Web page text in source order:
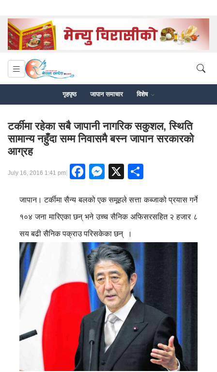
गृहपृष्ठ जापान समाचार विशेष
टर्कीमा रहेका सबै जापानी नागरिक सकुशल, स्थिति
सामान्य नहुँदा सम्म निवासमै बस्न जापान सरकारको
आग्रह
July 16, 2016 1:41 pm| Facebook
Messenger
X
जापान। टर्कीमा सैन्य बलको एक समूहले सत्ता कब्जाको प्रयास गर्ने
१०४ जना मारिएका छन् भने उच्च सैनिक अफिसरसहित २ हजार ८
सय बढी सैनिक पक्राउ परिसकेका छन् ।